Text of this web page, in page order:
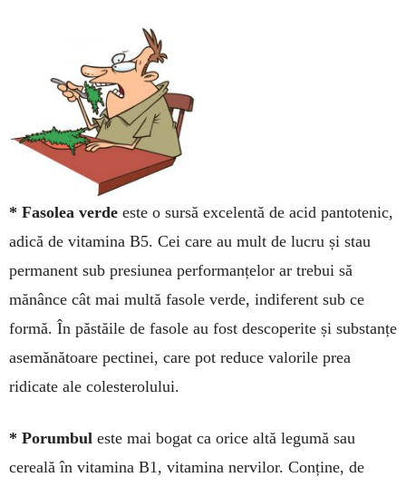
* Fasolea verde este o sur­să excelentă de acid pan­totenic,
adică de vitamina B5. Cei care au mult de lucru și stau
permanent sub presiu­nea per­formanțelor ar trebui să
mănânce cât mai multă fasole verde, indiferent sub ce
formă. În păstăile de fasole au fost descoperite și substanțe
asemă­nă­toare pectinei, care pot re­duce valorile prea
ridicate ale coleste­ro­lului.
* Porumbul este mai bogat ca orice altă legumă sau
cereală în vitamina B1, vitamina nervi­lor. Conți­ne, de